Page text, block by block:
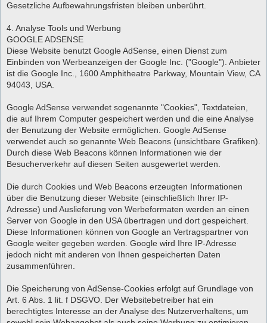
Gesetzliche Aufbewahrungsfristen bleiben unberührt.
4. Analyse Tools und Werbung
GOOGLE ADSENSE
Diese Website benutzt Google AdSense, einen Dienst zum
Einbinden von Werbeanzeigen der Google Inc. ("Google"). Anbieter
ist die Google Inc., 1600 Amphitheatre Parkway, Mountain View, CA
94043, USA.
Google AdSense verwendet sogenannte "Cookies", Textdateien,
die auf Ihrem Computer gespeichert werden und die eine Analyse
der Benutzung der Website ermöglichen. Google AdSense
verwendet auch so genannte Web Beacons (unsichtbare Grafiken).
Durch diese Web Beacons können Informationen wie der
Besucherverkehr auf diesen Seiten ausgewertet werden.
Die durch Cookies und Web Beacons erzeugten Informationen
über die Benutzung dieser Website (einschließlich Ihrer IP-
Adresse) und Auslieferung von Werbeformaten werden an einen
Server von Google in den USA übertragen und dort gespeichert.
Diese Informationen können von Google an Vertragspartner von
Google weiter gegeben werden. Google wird Ihre IP-Adresse
jedoch nicht mit anderen von Ihnen gespeicherten Daten
zusammenführen.
Die Speicherung von AdSense-Cookies erfolgt auf Grundlage von
Art. 6 Abs. 1 lit. f DSGVO. Der Websitebetreiber hat ein
berechtigtes Interesse an der Analyse des Nutzerverhaltens, um